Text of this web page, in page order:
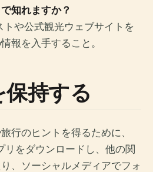
知れますか？
や公式観光ウェブサイトを
報を入手すること。
持する
行のヒントを得るために、
リをダウンロードし、他の関
、ソーシャルメディアでフォ